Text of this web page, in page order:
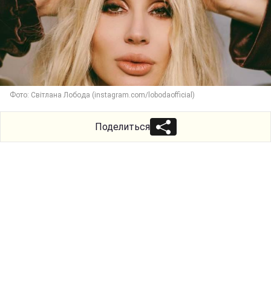
Фото: Світлана Лобода (instagram.com/lobodaofficial)
Поделиться